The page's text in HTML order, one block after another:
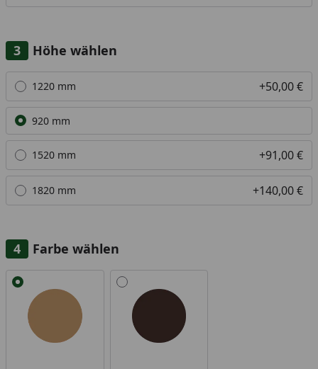
Höhe wählen
Alle anzeigen (4)
1220 mm +50,00 €
920 mm
1520 mm +91,00 €
1820 mm +140,00 €
Farbe wählen
Alle anzeigen (2)